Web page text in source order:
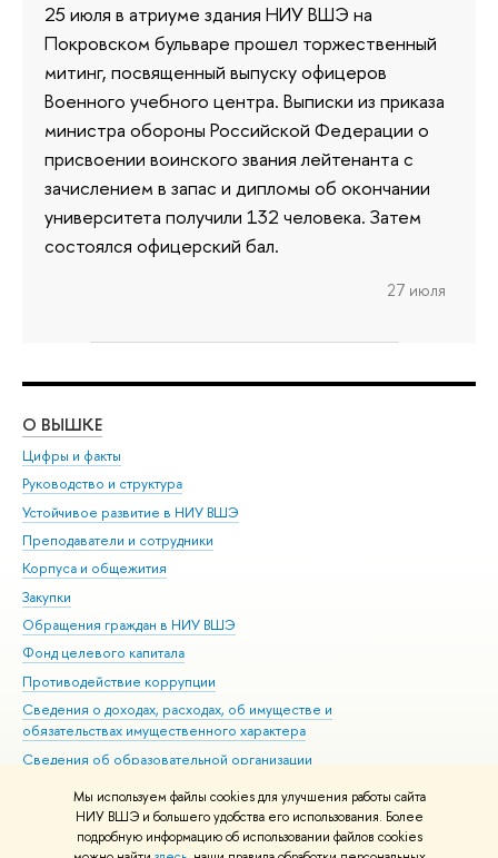
Мы используем файлы cookies для улучшения работы сайта
НИУ ВШЭ и большего удобства его использования. Более
подробную информацию об использовании файлов cookies
25 июля в атриуме здания НИУ ВШЭ на
Покровском бульваре прошел торжественный
митинг, посвященный выпуску офицеров
Военного учебного центра. Выписки из приказа
министра обороны Российской Федерации о
присвоении воинского звания лейтенанта с
зачислением в запас и дипломы об окончании
университета получили 132 человека. Затем
состоялся офицерский бал.
27 июля
О ВЫШКЕ
Цифры и факты
Руководство и структура
Устойчивое развитие в НИУ ВШЭ
Преподаватели и сотрудники
Корпуса и общежития
Закупки
Обращения граждан в НИУ ВШЭ
Фонд целевого капитала
Противодействие коррупции
Сведения о доходах, расходах, об имуществе и
обязательствах имущественного характера
Сведения об образовательной организации
Людям с ограниченными возможностями здоровья
Единая платежная страница
Работа в Вышке